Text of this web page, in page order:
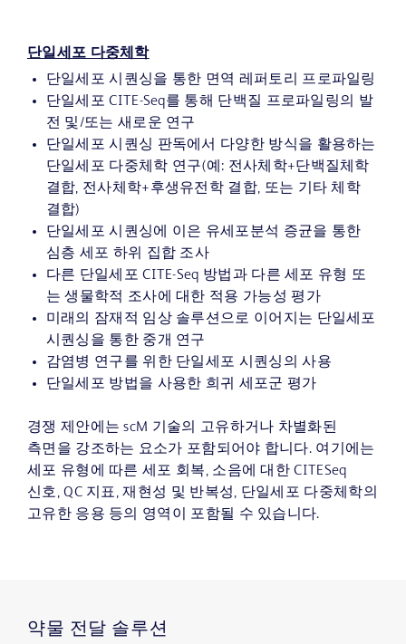
단일세포 다중체학
단일세포 시퀀싱을 통한 면역 레퍼토리 프로파일링
단일세포 CITE-Seq를 통해 단백질 프로파일링의 발
전 및/또는 새로운 연구
단일세포 시퀀싱 판독에서 다양한 방식을 활용하는
단일세포 다중체학 연구(예: 전사체학+단백질체학
결합, 전사체학+후생유전학 결합, 또는 기타 체학
결합)
단일세포 시퀀싱에 이은 유세포분석 증균을 통한
심층 세포 하위 집합 조사
다른 단일세포 CITE-Seq 방법과 다른 세포 유형 또
는 생물학적 조사에 대한 적용 가능성 평가
미래의 잠재적 임상 솔루션으로 이어지는 단일세포
시퀀싱을 통한 중개 연구
감염병 연구를 위한 단일세포 시퀀싱의 사용
단일세포 방법을 사용한 희귀 세포군 평가
경쟁 제안에는 scM 기술의 고유하거나 차별화된
측면을 강조하는 요소가 포함되어야 합니다. 여기에는
세포 유형에 따른 세포 회복, 소음에 대한 CITESeq
신호, QC 지표, 재현성 및 반복성, 단일세포 다중체학의
고유한 응용 등의 영역이 포함될 수 있습니다.
약물 전달 솔루션